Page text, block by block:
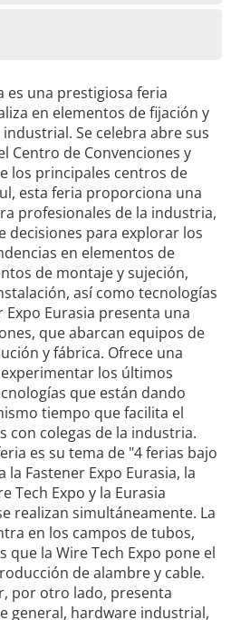
es una prestigiosa feria
en elementos de fijación y
Se celebra abre sus
Centro de Convenciones y
los principales centros de
esta feria proporciona una
profesionales de la industria,
decisiones para explorar los
en elementos de
de montaje y sujeción,
así como tecnologías
Expo Eurasia presenta una
que abarcan equipos de
y fábrica. Ofrece una
los últimos
que están dando
tiempo que facilita el
con colegas de la industria.
es su tema de "4 ferias bajo
Fastener Expo Eurasia, la
Tech Expo y la Eurasia
realizan simultáneamente. La
en los campos de tubos,
que la Wire Tech Expo pone el
de alambre y cable.
por otro lado, presenta
general, hardware industrial,